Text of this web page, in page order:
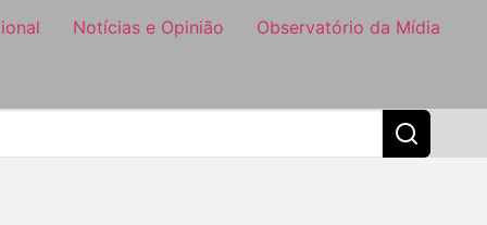
Notícias e Opinião Observatório da Mídia